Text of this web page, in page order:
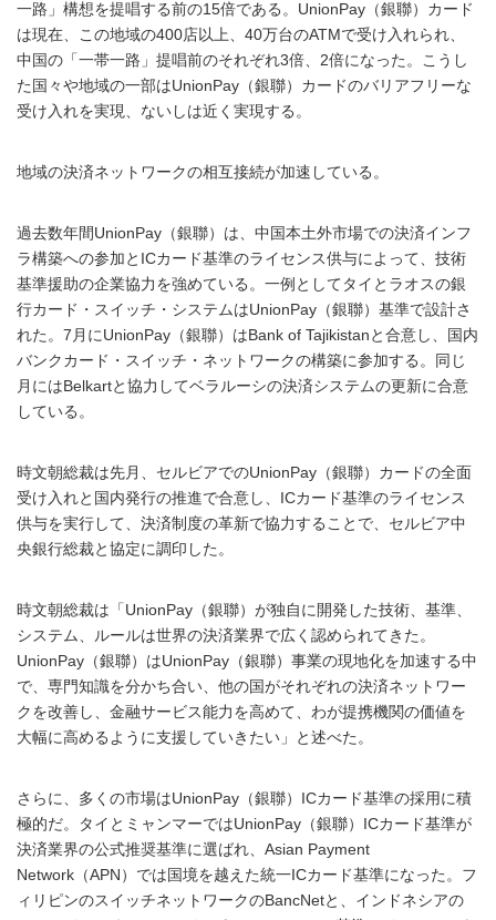
一路」構想を提唱する前の15倍である。UnionPay（銀聯）カード
は現在、この地域の400店以上、40万台のATMで受け入れられ、
中国の「一帯一路」提唱前のそれぞれ3倍、2倍になった。こうし
た国々や地域の一部はUnionPay（銀聯）カードのバリアフリーな
受け入れを実現、ないしは近く実現する。
地域の決済ネットワークの相互接続が加速している。
過去数年間UnionPay（銀聯）は、中国本土外市場での決済インフ
ラ構築への参加とICカード基準のライセンス供与によって、技術
基準援助の企業協力を強めている。一例としてタイとラオスの銀
行カード・スイッチ・システムはUnionPay（銀聯）基準で設計さ
れた。7月にUnionPay（銀聯）はBank of Tajikistanと合意し、国内
バンクカード・スイッチ・ネットワークの構築に参加する。同じ
月にはBelkartと協力してベラルーシの決済システムの更新に合意
している。
時文朝総裁は先月、セルビアでのUnionPay（銀聯）カードの全面
受け入れと国内発行の推進で合意し、ICカード基準のライセンス
供与を実行して、決済制度の革新で協力することで、セルビア中
央銀行総裁と協定に調印した。
時文朝総裁は「UnionPay（銀聯）が独自に開発した技術、基準、
システム、ルールは世界の決済業界で広く認められてきた。
UnionPay（銀聯）はUnionPay（銀聯）事業の現地化を加速する中
で、専門知識を分かち合い、他の国がそれぞれの決済ネットワー
クを改善し、金融サービス能力を高めて、わが提携機関の価値を
大幅に高めるように支援していきたい」と述べた。
さらに、多くの市場はUnionPay（銀聯）ICカード基準の採用に積
極的だ。タイとミャンマーではUnionPay（銀聯）ICカード基準が
決済業界の公式推奨基準に選ばれ、Asian Payment
Network（APN）では国境を越えた統一ICカード基準になった。フ
ィリピンのスイッチネットワークのBancNetと、インドネシアの